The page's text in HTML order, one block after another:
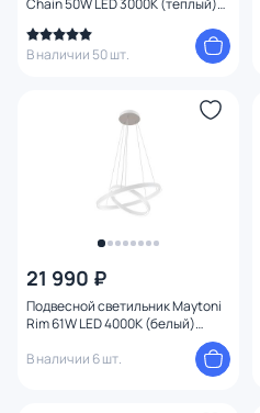
Chain 50W LED 3000К (теплый)
В наличии 50 шт.
21 990 ₽
Подвесной светильник Maytoni
Rim 61W LED 4000К (белый)
В наличии 6 шт.